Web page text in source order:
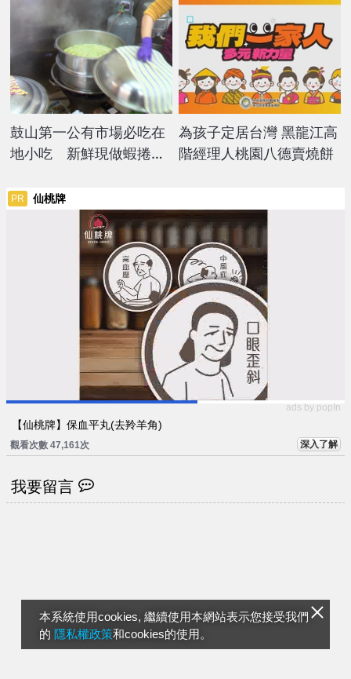
本系統使用cookies, 繼續使用本網站表示您接受我們
的 隱私權政策和cookies的使用。
鼓山第一公有市場必吃在
地小吃 新鮮現做蝦捲魚
為孩子定居台灣 黑龍江高
階經理人桃園八德賣燒餅
PR 仙桃牌
ads by popIn
【仙桃牌】保血平丸(去羚羊角)
觀看次數 47,161次 深入了解
我要留言